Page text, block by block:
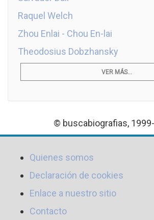
Raquel Welch
Zhou Enlai - Chou En-lai
Theodosius Dobzhansky
VER MÁS...
© buscabiografias,
Quienes somos
Declaración de cookies
Enlace a nuestro sitio
Contacto